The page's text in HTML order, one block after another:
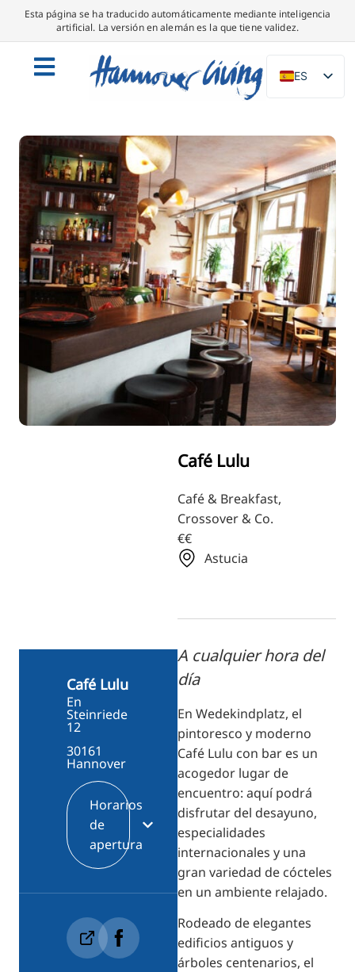
Esta página se ha traducido automáticamente mediante inteligencia
artificial. La versión en alemán es la que tiene validez.
ES
DE
NL
PL
IT
DA
SV
FR
PT
TR
RU
FI
ZH
Café Lulu
Café & Breakfast,
Crossover & Co.
€€
Astucia
A cualquier hora del
día
En Wedekindplatz, el
pintoresco y moderno
Café Lulu con bar es un
acogedor lugar de
encuentro: aquí podrá
disfrutar del desayuno,
especialidades
internacionales y una
gran variedad de cócteles
en un ambiente relajado.
Rodeado de elegantes
edificios antiguos y
árboles centenarios, el
Café Lulu
En
Steinriede
12
30161
Hannover
Horarios
de
apertura